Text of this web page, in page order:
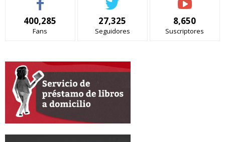
400,285
Fans
27,325
Seguidores
8,650
Suscriptores